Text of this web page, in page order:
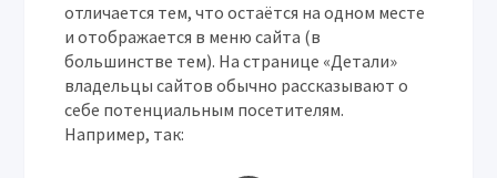
отличается тем, что остаётся на одном месте
и отображается в меню сайта (в
большинстве тем). На странице «Детали»
владельцы сайтов обычно рассказывают о
себе потенциальным посетителям.
Например, так: